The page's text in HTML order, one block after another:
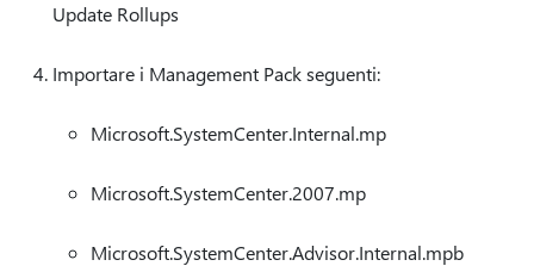
Update Rollups
Importare i Management Pack seguenti:
Microsoft.SystemCenter.Internal.mp
Microsoft.SystemCenter.2007.mp
Microsoft.SystemCenter.Advisor.Internal.mpb